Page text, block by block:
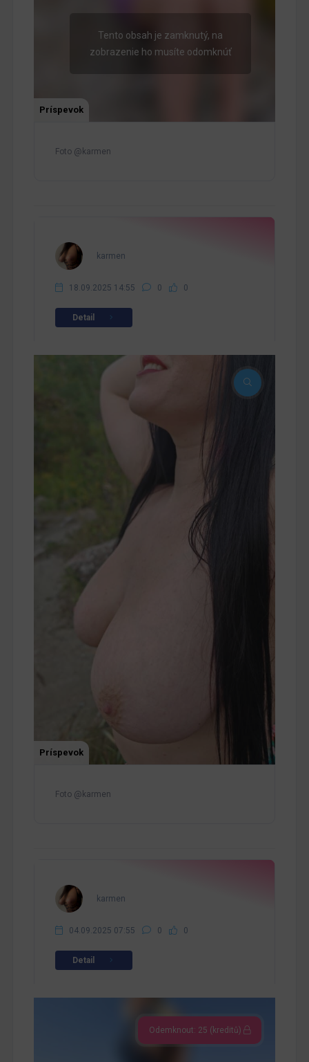
Tento obsah je zamknutý, na
zobrazenie ho musíte odomknúť
Príspevok
Foto @karmen
karmen
18.09.2025 14:55 0 0
Detail
Príspevok
Foto @karmen
karmen
04.09.2025 07:55 0 0
Detail
Odemknout: 25 (kreditů)